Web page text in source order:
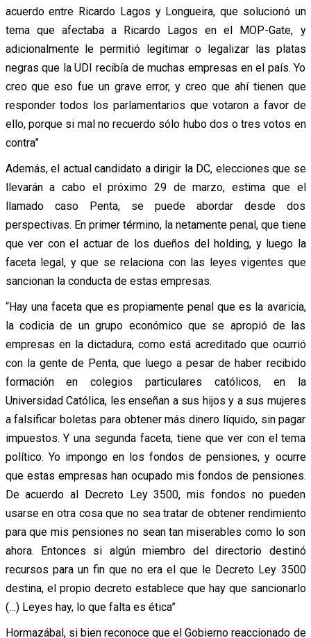
acuerdo entre Ricardo Lagos y Longueira, que solucionó un
tema que afectaba a Ricardo Lagos en el MOP-Gate, y
adicionalmente le permitió legitimar o legalizar las platas
negras que la UDI recibía de muchas empresas en el país. Yo
creo que eso fue un grave error, y creo que ahí tienen que
responder todos los parlamentarios que votaron a favor de
ello, porque si mal no recuerdo sólo hubo dos o tres votos en
contra”
Además, el actual candidato a dirigir la DC, elecciones que se
llevarán a cabo el próximo 29 de marzo, estima que el
llamado caso Penta, se puede abordar desde dos
perspectivas. En primer término, la netamente penal, que tiene
que ver con el actuar de los dueños del holding, y luego la
faceta legal, y que se relaciona con las leyes vigentes que
sancionan la conducta de estas empresas.
“Hay una faceta que es propiamente penal que es la avaricia,
la codicia de un grupo económico que se apropió de las
empresas en la dictadura, como está acreditado que ocurrió
con la gente de Penta, que luego a pesar de haber recibido
formación en colegios particulares católicos, en la
Universidad Católica, les enseñan a sus hijos y a sus mujeres
a falsificar boletas para obtener más dinero líquido, sin pagar
impuestos. Y una segunda faceta, tiene que ver con el tema
político. Yo impongo en los fondos de pensiones, y ocurre
que estas empresas han ocupado mis fondos de pensiones.
De acuerdo al Decreto Ley 3500, mis fondos no pueden
usarse en otra cosa que no sea tratar de obtener rendimiento
para que mis pensiones no sean tan miserables como lo son
ahora. Entonces si algún miembro del directorio destinó
recursos para un fin que no era el que le Decreto Ley 3500
destina, el propio decreto establece que hay que sancionarlo
(…) Leyes hay, lo que falta es ética”
Hormazábal, si bien reconoce que el Gobierno reaccionado de